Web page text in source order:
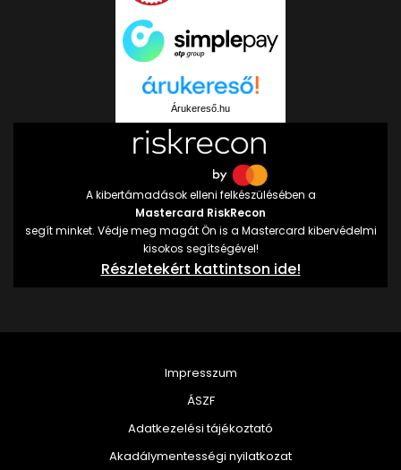
Árukereső.hu
A kibertámadások elleni felkészülésében a
Mastercard RiskRecon
segít minket. Védje meg magát Ön is a Mastercard kibervédelmi
kisokos segítségével!
Részletekért kattintson ide!
Impresszum
ÁSZF
Adatkezelési tájékoztató
Akadálymentességi nyilatkozat